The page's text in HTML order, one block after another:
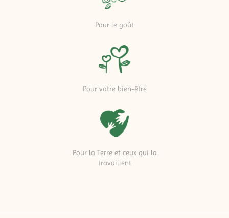
Pour le goût
Pour votre bien-être
Pour la Terre et ceux qui la
travaillent